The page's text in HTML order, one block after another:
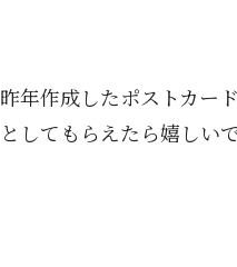
昨年作成したポストカー
としてもらえたら嬉しいで